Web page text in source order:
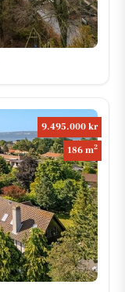
9.495.000 kr
186 m2